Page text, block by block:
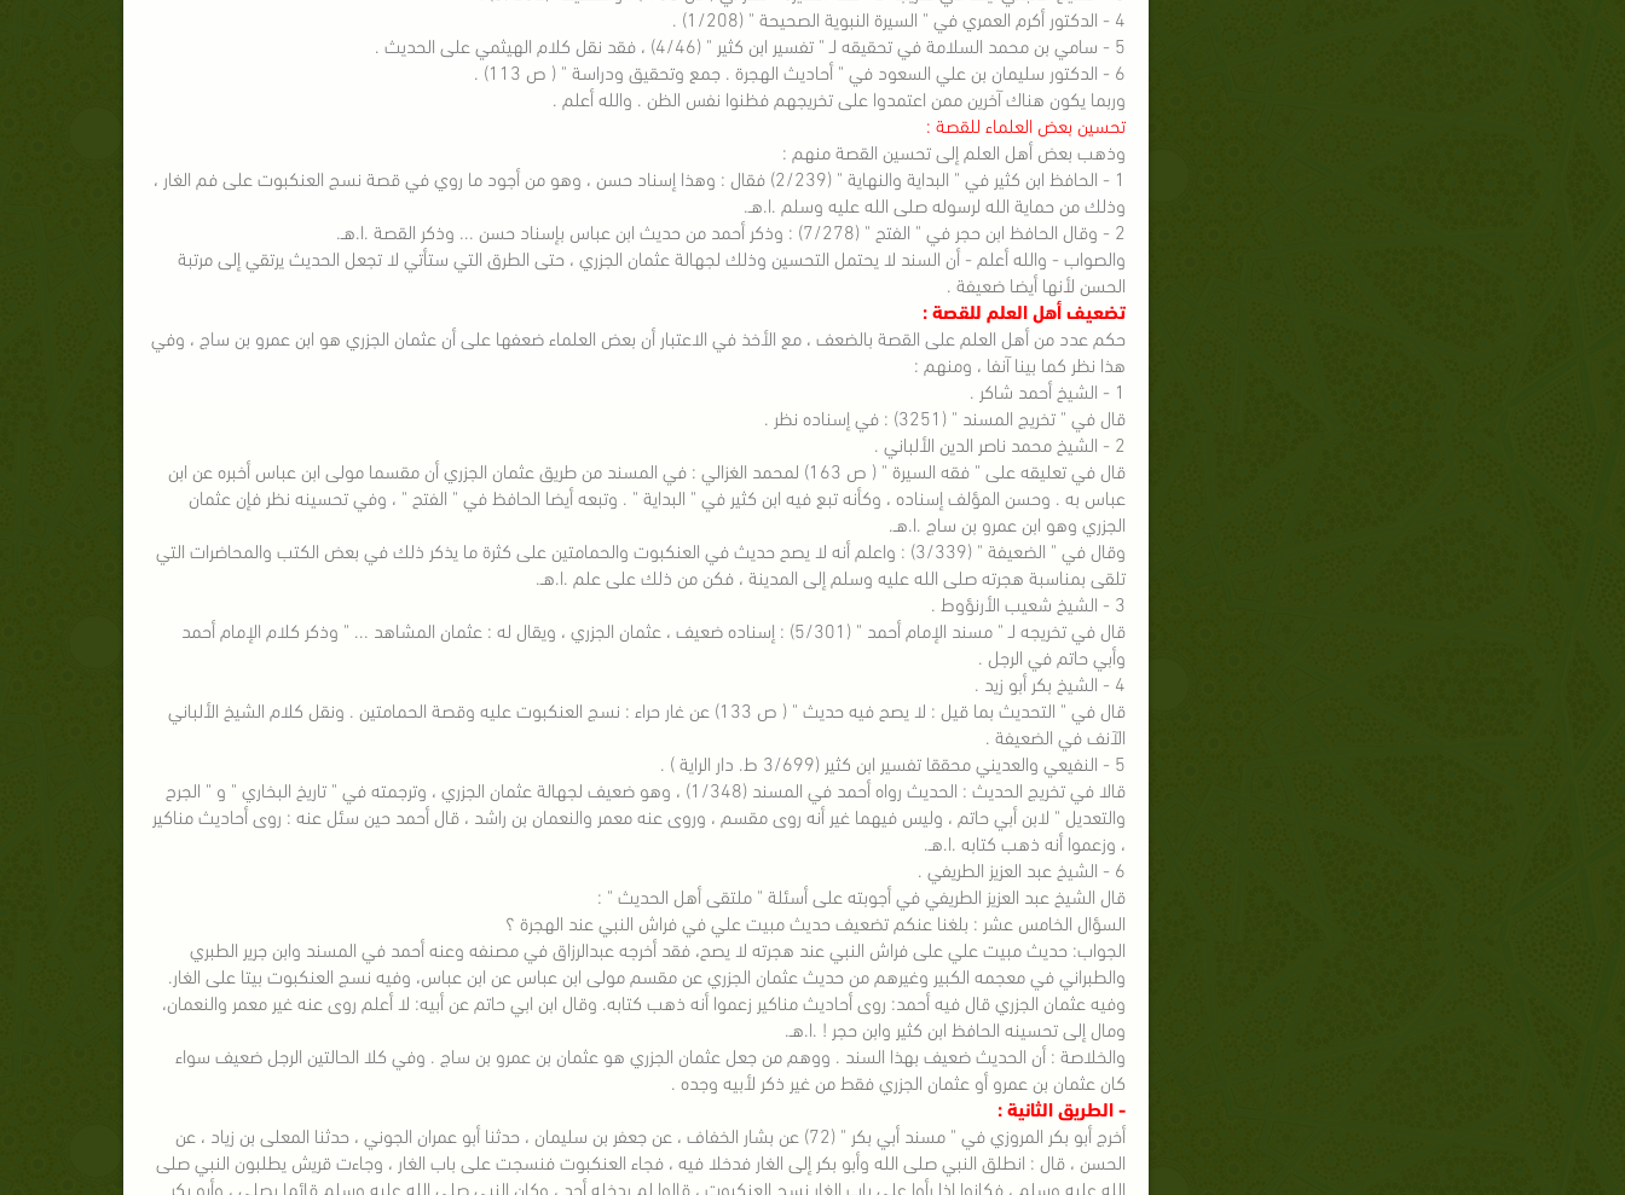
4 - الدكتور أكرم العمري في " السيرة النبوية الصحيحة " (1/208) .
5 - سامي بن محمد السلامة في تحقيقه لـ " تفسير ابن كثير " (4/46) ، فقد نقل كلام الهيثمي على الحديث .
6 - الدكتور سليمان بن علي السعود في " أحاديث الهجرة . جمع وتحقيق ودراسة " ( ص 113) .
وربما يكون هناك آخرين ممن اعتمدوا على تخريجهم فظنوا نفس الظن . والله أعلم .
تحسين بعض العلماء للقصة :
وذهب بعض أهل العلم إلى تحسين القصة منهم :
1 - الحافظ ابن كثير في " البداية والنهاية " (2/239) فقال : وهذا إسناد حسن ، وهو من أجود ما روي في قصة نسج العنكبوت على فم الغار ،
وذلك من حماية الله لرسوله صلى الله عليه وسلم .ا.هـ.
2 - وقال الحافظ ابن حجر في " الفتح " (7/278) : وذكر أحمد من حديث ابن عباس بإسناد حسن ... وذكر القصة .ا.هـ.
والصواب - والله أعلم - أن السند لا يحتمل التحسين وذلك لجهالة عثمان الجزري ، حتى الطرق التي ستأتي لا تجعل الحديث يرتقي إلى مرتبة
الحسن لأنها أيضا ضعيفة .
تضعيف أهل العلم للقصة :
حكم عدد من أهل العلم على القصة بالضعف ، مع الأخذ في الاعتبار أن بعض العلماء ضعفها على أن عثمان الجزري هو ابن عمرو بن ساج ، وفي
هذا نظر كما بينا آنفا ، ومنهم :
1 - الشيخ أحمد شاكر .
قال في " تخريج المسند " (3251) : في إسناده نظر .
2 - الشيخ محمد ناصر الدين الألباني .
قال في تعليقه على " فقه السيرة " ( ص 163) لمحمد الغزالي : في المسند من طريق عثمان الجزري أن مقسما مولى ابن عباس أخبره عن ابن
عباس به . وحسن المؤلف إسناده ، وكأنه تبع فيه ابن كثير في " البداية " . وتبعه أيضا الحافظ في " الفتح " ، وفي تحسينه نظر فإن عثمان
الجزري وهو ابن عمرو بن ساج .ا.هـ.
وقال في " الضعيفة " (3/339) : واعلم أنه لا يصح حديث في العنكبوت والحمامتين على كثرة ما يذكر ذلك في بعض الكتب والمحاضرات التي
تلقى بمناسبة هجرته صلى الله عليه وسلم إلى المدينة ، فكن من ذلك على علم .ا.هـ.
3 - الشيخ شعيب الأرنؤوط .
قال في تخريجه لـ " مسند الإمام أحمد " (5/301) : إسناده ضعيف ، عثمان الجزري ، ويقال له : عثمان المشاهد ... " وذكر كلام الإمام أحمد
وأبي حاتم في الرجل .
4 - الشيخ بكر أبو زيد .
قال في " التحديث بما قيل : لا يصح فيه حديث " ( ص 133) عن غار حراء : نسج العنكبوت عليه وقصة الحمامتين . ونقل كلام الشيخ الألباني
الآنف في الضعيفة .
5 - النفيعي والعديني محققا تفسير ابن كثير (3/699 ط. دار الراية ) .
قالا في تخريج الحديث : الحديث رواه أحمد في المسند (1/348) ، وهو ضعيف لجهالة عثمان الجزري ، وترجمته في " تاريخ البخاري " و " الجرح
والتعديل " لابن أبي حاتم ، وليس فيهما غير أنه روى مقسم ، وروى عنه معمر والنعمان بن راشد ، قال أحمد حين سئل عنه : روى أحاديث مناكير
، وزعموا أنه ذهب كتابه .ا.هـ.
6 - الشيخ عبد العزيز الطريفي .
قال الشيخ عبد العزيز الطريفي في أجوبته على أسئلة " ملتقى أهل الحديث " :
السؤال الخامس عشر : بلغنا عنكم تضعيف حديث مبيت علي في فراش النبي عند الهجرة ؟
الجواب: حديث مبيت علي على فراش النبي عند هجرته لا يصح، فقد أخرجه عبدالرزاق في مصنفه وعنه أحمد في المسند وابن جرير الطبري
والطبراني في معجمه الكبير وغيرهم من حديث عثمان الجزري عن مقسم مولى ابن عباس عن ابن عباس، وفيه نسج العنكبوت بيتا على الغار.
وفيه عثمان الجزري قال فيه أحمد: روى أحاديث مناكير زعموا أنه ذهب كتابه. وقال ابن ابي حاتم عن أبيه: لا أعلم روى عنه غير معمر والنعمان،
ومال إلى تحسينه الحافظ ابن كثير وابن حجر ! .ا.هـ.
والخلاصة : أن الحديث ضعيف بهذا السند . ووهم من جعل عثمان الجزري هو عثمان بن عمرو بن ساج . وفي كلا الحالتين الرجل ضعيف سواء
كان عثمان بن عمرو أو عثمان الجزري فقط من غير ذكر لأبيه وجده .
- الطريق الثانية :
أخرج أبو بكر المروزي في " مسند أبي بكر " (72) عن بشار الخفاف ، عن جعفر بن سليمان ، حدثنا أبو عمران الجوني ، حدثنا المعلى بن زياد ، عن
الحسن ، قال : انطلق النبي صلى الله وأبو بكر إلى الغار فدخلا فيه ، فجاء العنكبوت فنسجت على باب الغار ، وجاءت قريش يطلبون النبي صلى
الله عليه وسلم ، فكانوا إذا رأوا على باب الغار نسج العنكبوت ، قالوا لم يدخله أحد ، وكان النبي صلى الله عليه وسلم قائما يصلي ، وأبو بكر